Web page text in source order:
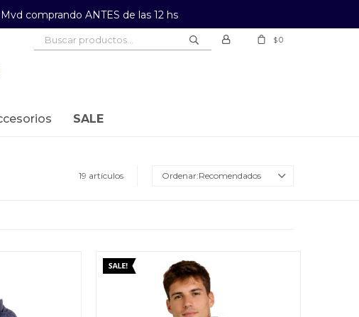
comprando ANTES de las 12 hs
SALE
$0
19 artículos Recomendados